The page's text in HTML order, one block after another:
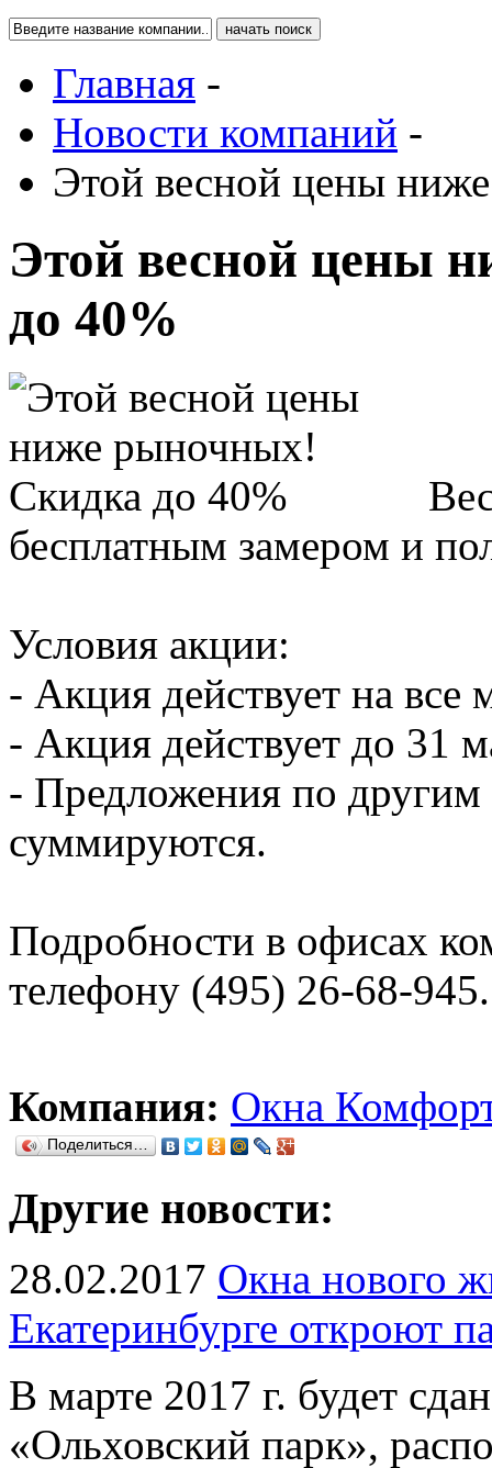
Главная -
Новости компаний -
Этой весной цены
Этой весной цены
до 40%
бесплатным замером и
Условия акции:
- Акция действует на все
- Акция действует до 31
- Предложения по
суммируются.
Подробности в офисах
телефону (495) 26-68-945.
Компания: Окна
Поделиться…
Другие новости:
28.02.2017 Окна нового
Екатеринбурге откроют
В марте 2017 г. будет
«Ольховский парк»,